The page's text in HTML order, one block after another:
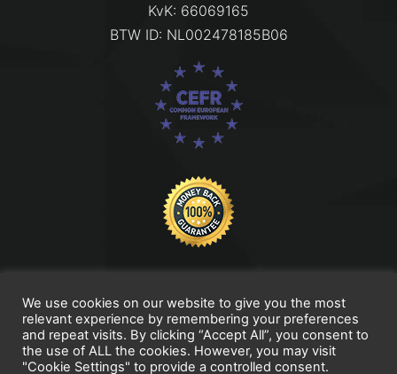
KvK: 66069165
BTW ID: NL002478185B06
Titel Footer 2
We use cookies on our website to give you the most
relevant experience by remembering your preferences
and repeat visits. By clicking “Accept All”, you consent to
the use of ALL the cookies. However, you may visit
"Cookie Settings" to provide a controlled consent.